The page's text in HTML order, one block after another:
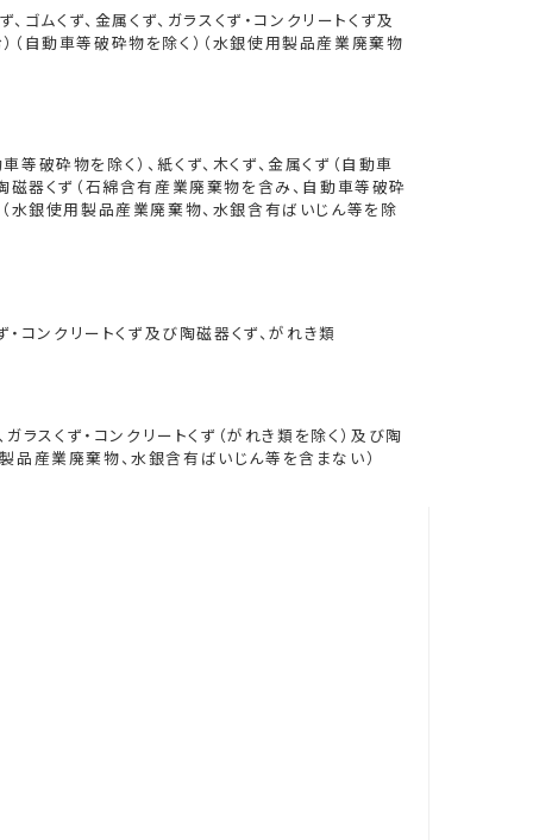
ゴムくず、金属くず、ガラスくず・コンクリートくず及
（自動車等破砕物を除く）（水銀使用製品産業廃棄物
破砕物を除く）、紙くず、木くず、金属くず（自動車
磁器くず（石綿含有産業廃棄物を含み、自動車等破砕
（水銀使用製品産業廃棄物、水銀含有ばいじん等を除
・コンクリートくず及び陶磁器くず、がれき類
ガラスくず・コンクリートくず（がれき類を除く）及び陶
品産業廃棄物、水銀含有ばいじん等を含まない）